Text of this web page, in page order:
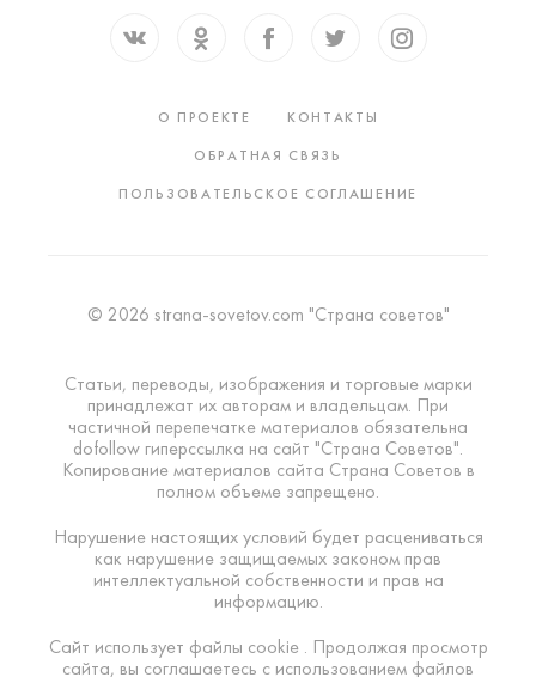
О ПРОЕКТЕ
КОНТАКТЫ
ОБРАТНАЯ СВЯЗЬ
ПОЛЬЗОВАТЕЛЬСКОЕ СОГЛАШЕНИЕ
© 2026 strana-sovetov.com "Страна советов"
Статьи, переводы, изображения и торговые марки
принадлежат их авторам и владельцам. При
частичной перепечатке материалов обязательна
dofollow гиперссылка на сайт "Страна Советов".
Копирование материалов сайта Страна Советов в
полном объеме запрещено.
Нарушение настоящих условий будет расцениваться
как нарушение защищаемых законом прав
интеллектуальной собственности и прав на
информацию.
Сайт использует файлы cookie . Продолжая просмотр
сайта, вы соглашаетесь с использованием файлов